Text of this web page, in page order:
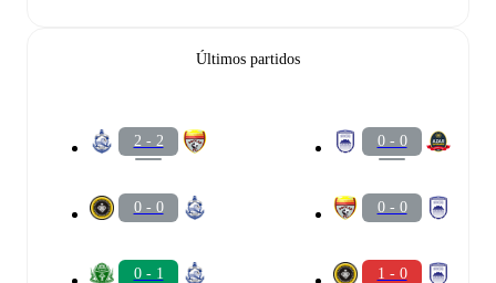
Últimos partidos
2 - 2
0 - 0
0 - 1
0 - 0
0 - 0
1 - 0